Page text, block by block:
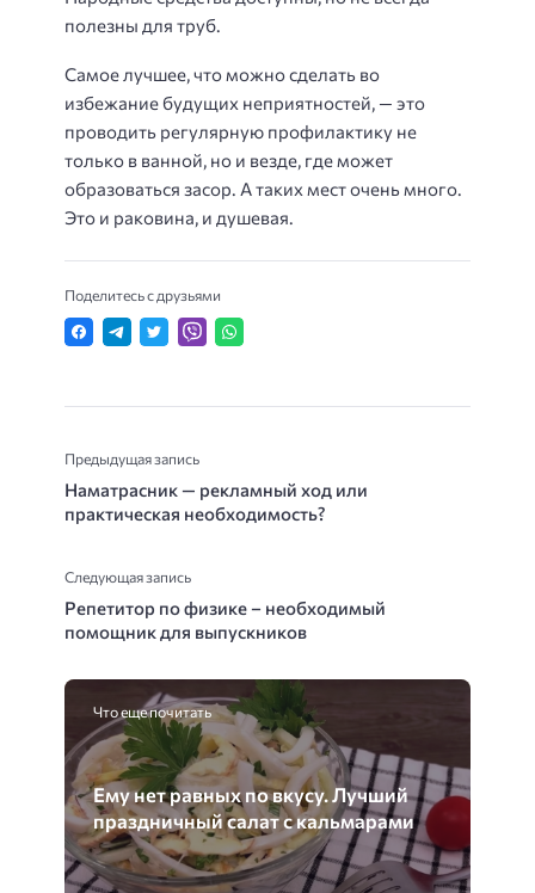
полезны для труб.
Самое лучшее, что можно сделать во
избежание будущих неприятностей, — это
проводить регулярную профилактику не
только в ванной, но и везде, где может
образоваться засор. А таких мест очень много.
Это и раковина, и душевая.
Поделитесь с друзьями
Предыдущая запись
Наматрасник — рекламный ход или
практическая необходимость?
Следующая запись
Репетитор по физике – необходимый
помощник для выпускников
Что еще почитать
Ему нет равных по вкусу. Лучший
праздничный салат с кальмарами